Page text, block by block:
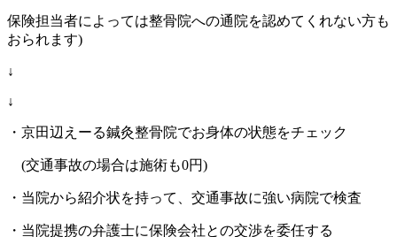
保険担当者によっては整骨院への通院を認めてくれない方も
おられます)
↓
↓
・京田辺えーる鍼灸整骨院でお身体の状態をチェック
(交通事故の場合は施術も0円)
・当院から紹介状を持って、交通事故に強い病院で検査
・当院提携の弁護士に保険会社との交渉を委任する